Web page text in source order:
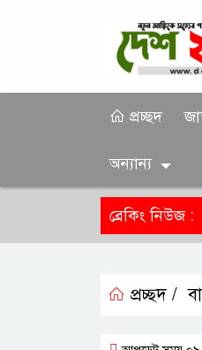
প্রচ্ছদ
অন্যান্য
ব্রেকিং নিউজ :
প্রচ্ছদ /